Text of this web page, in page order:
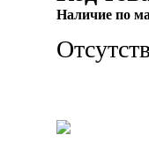
Наличие по